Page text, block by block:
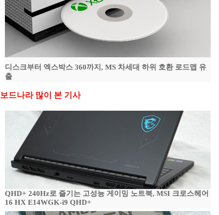
디스크부터 엑스박스 360까지, MS 차세대 하위 호환 로드맵 유
출
보드나라 많이 본 기사
QHD+ 240Hz로 즐기는 고성능 게이밍 노트북, MSI 크로스헤어
16 HX E14WGK-i9 QHD+